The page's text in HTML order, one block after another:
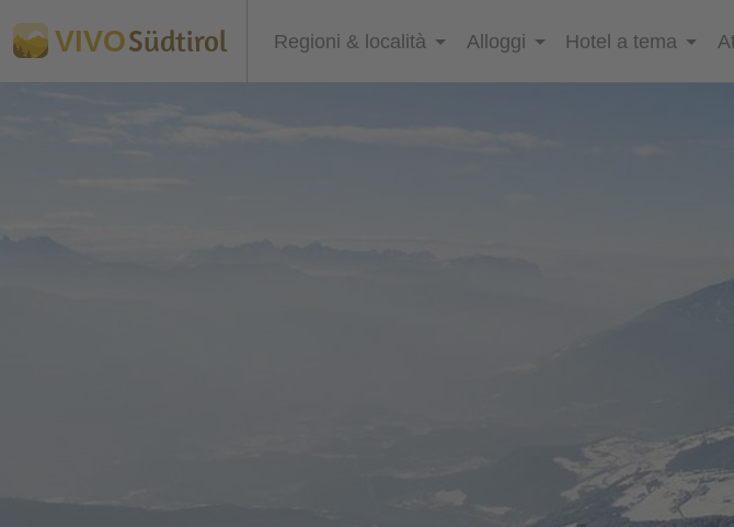
VIVOSüdtirol Regioni & località Alloggi Hotel a tema